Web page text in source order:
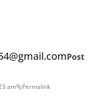
Post
am Permalink